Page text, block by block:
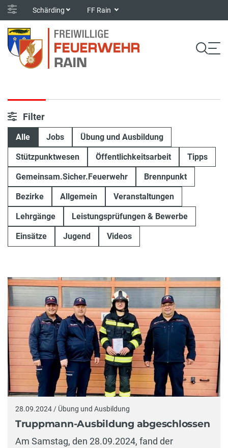
Schärding FF Rain
Filter
Alle Jobs Übung und Ausbildung
Stützpunktwesen Öffentlichkeitsarbeit Tipps
Gemeinsam.Sicher.Feuerwehr Brennpunkt
Bezirke Allgemein Veranstaltungen
Lehrgänge Leistungsprüfungen & Bewerbe
Einsätze Jugend Videos
28.09.2024 / Übung und Ausbildung
Truppmann-Ausbildung abgeschlossen
Am Samstag, den 28.09.2024, fand der